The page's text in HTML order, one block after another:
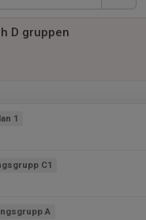
D gruppen
1
C1
A